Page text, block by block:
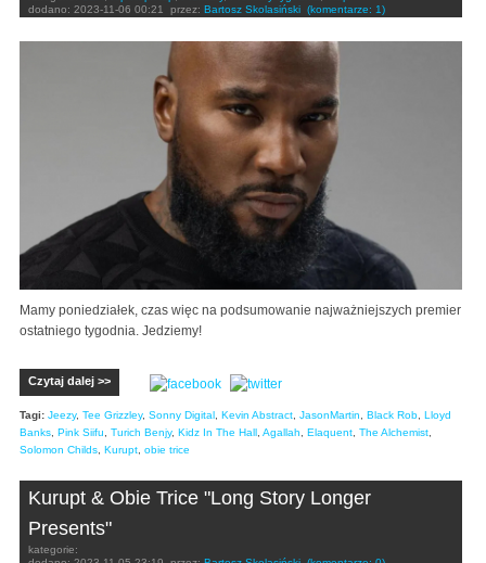
dodano: 2023-11-06 00:21 przez: Bartosz Skolasiński (komentarze: 1)
Mamy poniedziałek, czas więc na podsumowanie najważniejszych premier
ostatniego tygodnia. Jedziemy!
Czytaj dalej >>
Tagi: Jeezy, Tee Grizzley, Sonny Digital, Kevin Abstract, JasonMartin, Black Rob, Lloyd
Banks, Pink Siifu, Turich Benjy, Kidz In The Hall, Agallah, Elaquent, The Alchemist,
Solomon Childs, Kurupt, obie trice
Kurupt & Obie Trice "Long Story Longer
Presents"
kategorie: